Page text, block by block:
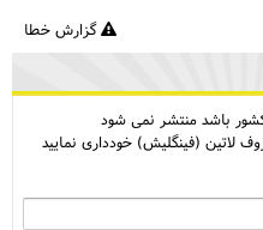
گزارش خطا
باشد منتشر نمی شود
لاتین (فینگلیش) خودداری نمایید